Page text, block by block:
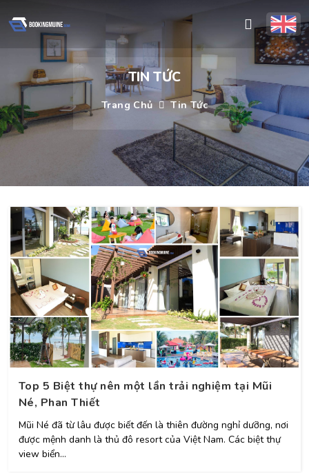
TIN TỨC
Trang Chủ Tin Tức
Top 5 Biệt thự nên một lần trải nghiệm tại Mũi
Né, Phan Thiết
Mũi Né đã từ lâu được biết đến là thiên đường nghỉ dưỡng, nơi
được mệnh danh là thủ đô resort của Việt Nam. Các biệt thự
view biển...